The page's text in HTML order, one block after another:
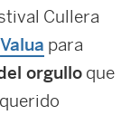
Cullera
Valua para
orgullo que